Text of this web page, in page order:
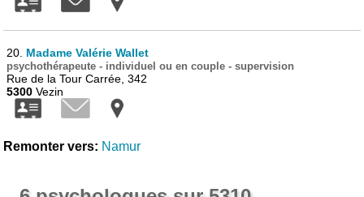
20. Madame Valérie Wallet
psychothérapeute - individuel ou en couple - supervision
Rue de la Tour Carrée, 342
5300 Vezin
Remonter vers: Namur